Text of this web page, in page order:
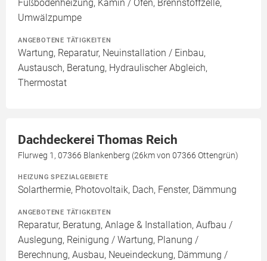
Fußbodenheizung, Kamin / Ofen, Brennstoffzelle,
Umwälzpumpe
ANGEBOTENE TÄTIGKEITEN
Wartung, Reparatur, Neuinstallation / Einbau,
Austausch, Beratung, Hydraulischer Abgleich,
Thermostat
Dachdeckerei Thomas Reich
Flurweg 1, 07366 Blankenberg (26km von 07366 Ottengrün)
HEIZUNG SPEZIALGEBIETE
Solarthermie, Photovoltaik, Dach, Fenster, Dämmung
ANGEBOTENE TÄTIGKEITEN
Reparatur, Beratung, Anlage & Installation, Aufbau /
Auslegung, Reinigung / Wartung, Planung /
Berechnung, Ausbau, Neueindeckung, Dämmung /